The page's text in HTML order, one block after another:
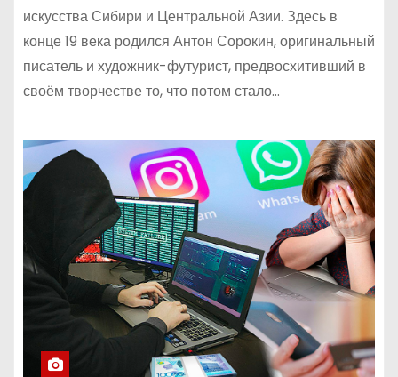
искусства Сибири и Центральной Азии. Здесь в
конце 19 века родился Антон Сорокин, оригинальный
писатель и художник-футурист, предвосхитивший в
своём творчестве то, что потом стало…